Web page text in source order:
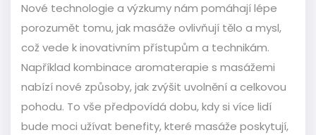
Nové technologie a výzkumy nám pomáhají lépe
porozumět tomu, jak masáže ovlivňují tělo a mysl,
což vede k inovativním přístupům a technikám.
Například kombinace aromaterapie s masážemi
nabízí nové způsoby, jak zvýšit uvolnění a celkovou
pohodu. To vše předpovídá dobu, kdy si více lidí
bude moci užívat benefity, které masáže poskytují,